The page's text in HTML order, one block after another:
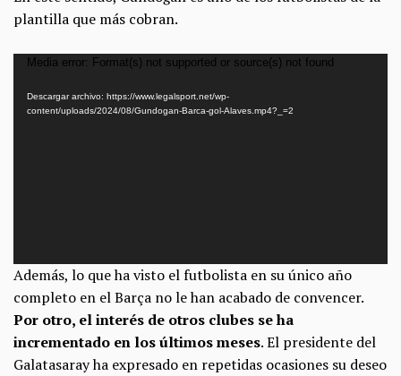
plantilla que más cobran.
Reproductor
vídeo
Media error: Format(s) not supported or source(s) not found
Descargar archivo: https://www.legalsport.net/wp-
content/uploads/2024/08/Gundogan-Barca-gol-Alaves.mp4?_=2
Además, lo que ha visto el futbolista en su único año
completo en el Barça no le han acabado de convencer.
Por otro, el interés de otros clubes se ha
incrementado en los últimos meses. El presidente del
Galatasaray ha expresado en repetidas ocasiones su deseo